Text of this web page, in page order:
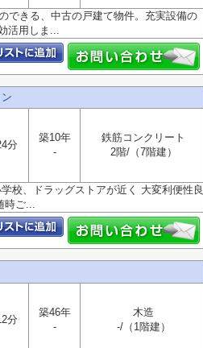
できる、中古の戸建て物件。充実設備の
活用しま...
分
築10年
-
鉄筋コンクリート
2階/（7階建）
校、ドラッグストアが近く 大変利便性良
時ご...
分
築46年
-
木造
-/（1階建）